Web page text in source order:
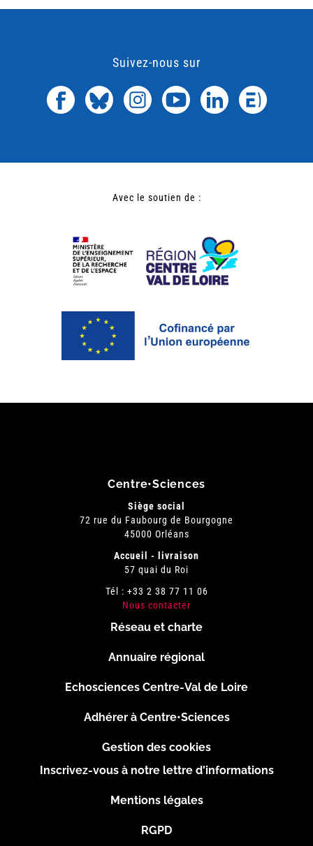
Suivez-nous sur
Avec le soutien de :
Centre•Sciences
Siège social
72 rue du Faubourg de Bourgogne
45000 Orléans
Accueil - livraison
57 quai du Roi
Tél : +33 2 38 77 11 06
Nous contacter
page
Réseau et charte
Annuaire régional
Echosciences Centre-Val de Loire
Adhérer à Centre•Sciences
Gestion des cookies
Inscrivez-vous à notre lettre d'informations
Mentions légales
RGPD